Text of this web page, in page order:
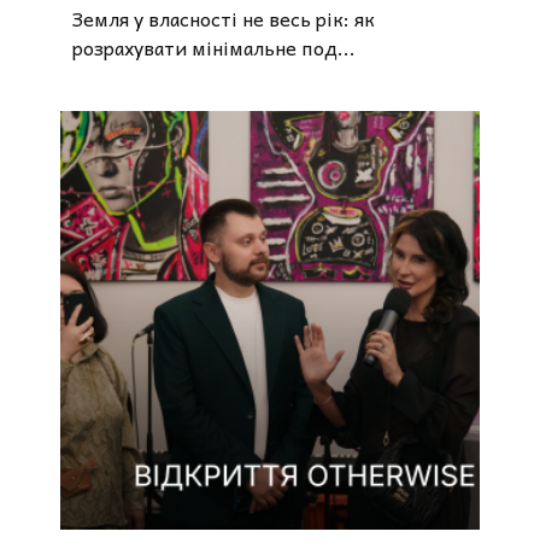
Земля у власності не весь рік: як
розрахувати мінімальне под...